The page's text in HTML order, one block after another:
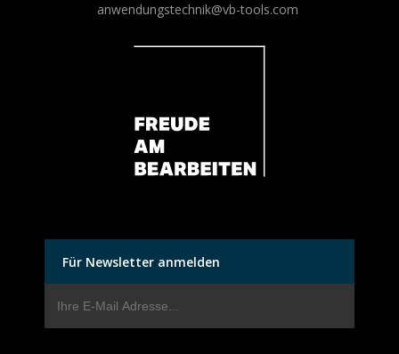
anwendungstechnik@vb-tools.com
Für Newsletter anmelden